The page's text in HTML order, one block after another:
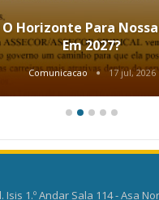
Horizonte Para
Em 2027?
Comunicacao 17 jul, 2026
Isis 1.º Andar Sala 114 - Asa